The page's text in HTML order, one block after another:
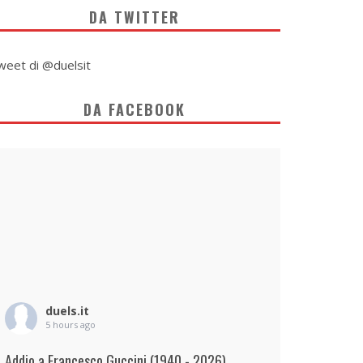
DA TWITTER
di @duelsit
DA FACEBOOK
duels.it
5 hours ago